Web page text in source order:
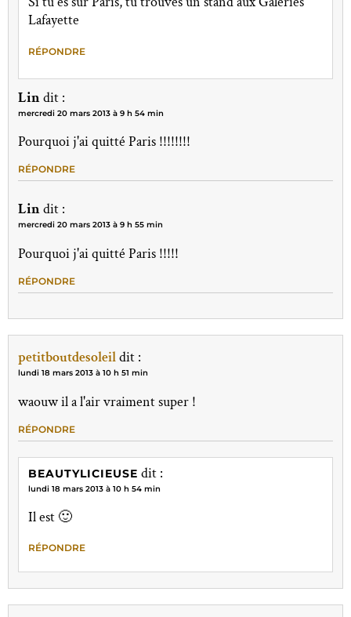
Lafayette
RÉPONDRE
Lindit :
mercredi 20 mars 2013 à 9 h 54 min
Pourquoi j'ai quitté Paris !!!!!!!!
RÉPONDRE
Lindit :
mercredi 20 mars 2013 à 9 h 55 min
Pourquoi j'ai quitté Paris !!!!!
RÉPONDRE
petitboutdesoleildit :
lundi 18 mars 2013 à 10 h 51 min
waouw il a l'air vraiment super !
RÉPONDRE
BEAUTYLICIEUSE dit :
lundi 18 mars 2013 à 10 h 54 min
Il est 🙂
RÉPONDRE